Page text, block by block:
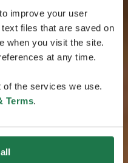
improve your user
files that are saved on
when you visit the site.
at any time.
the services we use.
Terms.